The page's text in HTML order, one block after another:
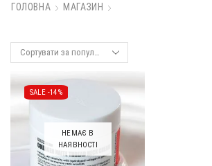
ГОЛОВНА МАГАЗИН
SALE -14%
НЕМАЄ В
НАЯВНОСТІ